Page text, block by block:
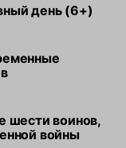
день (6+)
шести воинов,
войны